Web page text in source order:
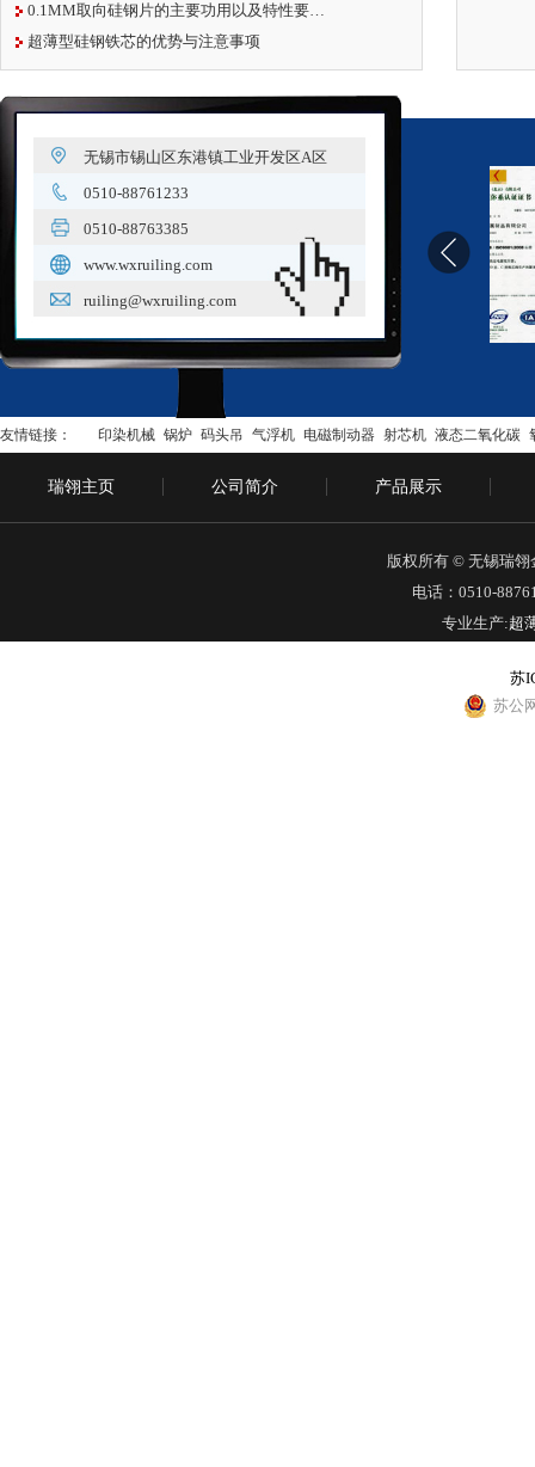
0.1MM取向硅钢片的主要功用以及特性要…
超薄型硅钢铁芯的优势与注意事项
无锡市锡山区东港镇工业开发区A区
0510-88761233
0510-88763385
www.wxruiling.com
ruiling@wxruiling.com
友情链接： 印染机械 锅炉 码头吊 气浮机 电磁制动器 射芯机 液态二氧化碳
瑞翎主页 公司简介 产品展示
版权所有 © 无锡瑞
电话：0510-
专业生产:超
苏
苏公